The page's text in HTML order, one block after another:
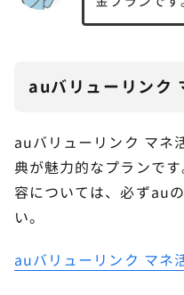
種変更」を選択しま
STEP.
購入手続きに進む
auバリューリンク
auバリューリンク マネ
典が魅力的なプランで
容については、必ずau
い。
auバリューリンク マネ